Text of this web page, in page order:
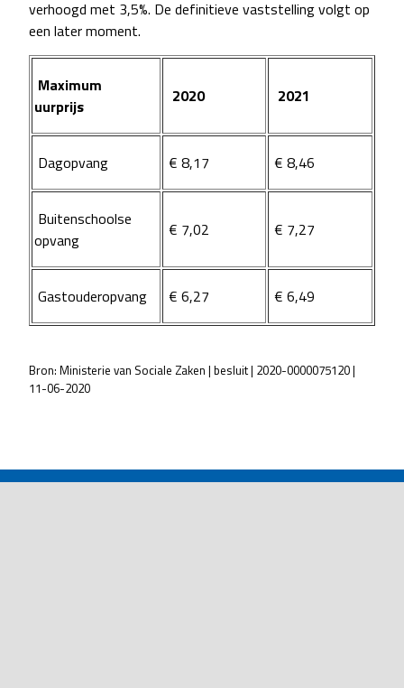
verhoogd met 3,5%. De definitieve vaststelling volgt op
een later moment.
Maximum
uurprijs
2020 2021
Dagopvang € 8,17 € 8,46
Buitenschoolse
opvang
€ 7,02 € 7,27
Gastouderopvang € 6,27 € 6,49
Bron: Ministerie van Sociale Zaken | besluit | 2020-0000075120 |
11-06-2020
NAVIGATION